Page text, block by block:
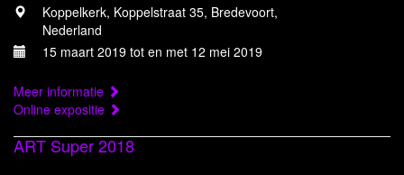
Koppelkerk, Koppelstraat 35, Bredevoort,
Nederland
15 maart 2019 tot en met 12 mei 2019
Meer informatie
Online expositie
ART Super 2018